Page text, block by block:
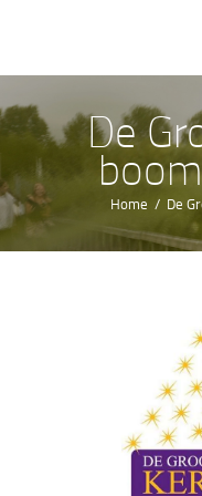
De
Home De
DIENSTEN
ZORG
CONTACT